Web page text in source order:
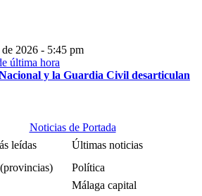
2026 - 5:45 pm
y la Guardia Civil desarticulan
Noticias de Portada
leídas
Últimas noticias
Política
Málaga capital